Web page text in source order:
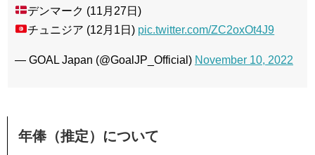
デンマーク (11月27日)
チュニジア (12月1日) pic.twitter.com/ZC2oxOt4J9
— GOAL Japan (@GoalJP_Official) November 10, 2022
年俸（推定）について